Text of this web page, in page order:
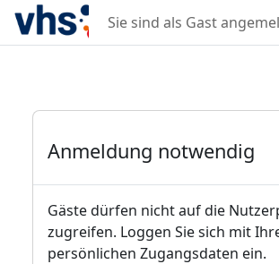
Zum Hauptinhalt
Sie sind als Gast
Anmeldung notwendig
Gäste dürfen nicht auf die
zugreifen. Loggen Sie sich mit
persönlichen Zugangsdaten ein.